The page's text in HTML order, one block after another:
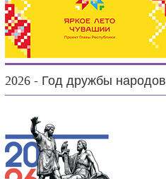
2026 - Год дружбы народов